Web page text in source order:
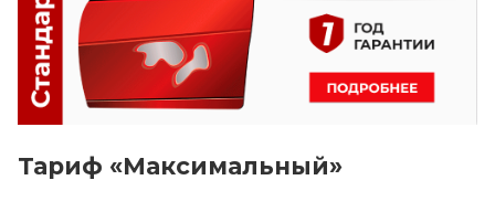
Тариф «Максимальный»